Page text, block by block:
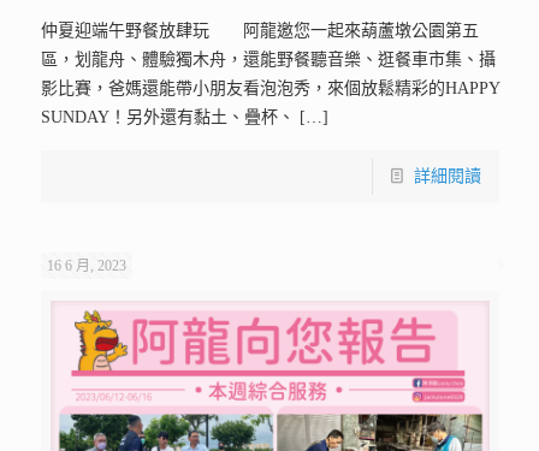
仲夏迎端午野餐放肆玩 阿龍邀您一起來葫蘆墩公園第五
區，划龍舟、體驗獨木舟，還能野餐聽音樂、逛餐車市集、攝
影比賽，爸媽還能帶小朋友看泡泡秀，來個放鬆精彩的HAPPY
SUNDAY！另外還有黏土、疊杯、
[…]
詳細閱讀
16 6 月, 2023